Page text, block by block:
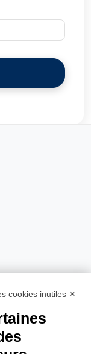
cookies inutiles ✕